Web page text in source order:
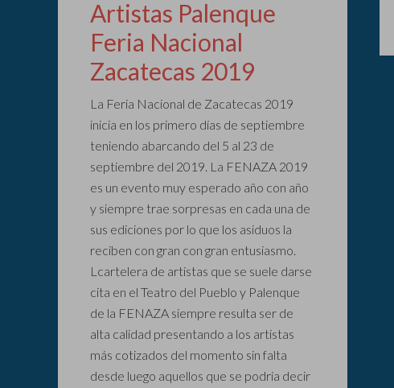
Artistas Palenque
Feria Nacional
Zacatecas 2019
La Feria Nacional de Zacatecas 2019
inicia en los primero días de septiembre
teniendo abarcando del 5 al 23 de
septiembre del 2019. La FENAZA 2019
es un evento muy esperado año con año
y siempre trae sorpresas en cada una de
sus ediciones por lo que los asiduos la
reciben con gran con gran entusiasmo.
Lcartelera de artistas que se suele darse
cita en el Teatro del Pueblo y Palenque
de la FENAZA siempre resulta ser de
alta calidad presentando a los artistas
más cotizados del momento sin falta
desde luego aquellos que se podría decir